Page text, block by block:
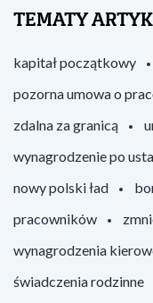
TEMATY
kapitał początkowy
pozorna umowa o
zdalna za granicą
wynagrodzenie po
nowy polski ład
pracowników
wynagrodzenia
świadczenia rodzinne